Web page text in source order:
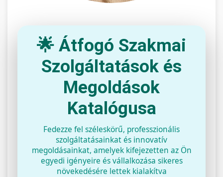
🌟 Átfogó Szakmai
Szolgáltatások és
Megoldások
Katalógusa
Fedezze fel széleskörű, professzionális
szolgáltatásainkat és innovatív
megoldásainkat, amelyek kifejezetten az Ön
egyedi igényeire és vállalkozása sikeres
növekedésére lettek kialakítva